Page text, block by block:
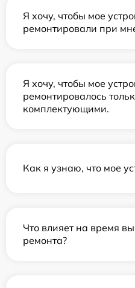
Я хочу, чтобы мое
ремонтировали при
Я хочу, чтобы мое
ремонтировалось
комплектующими.
Как я узнаю, что мое
Что влияет на время
ремонта?